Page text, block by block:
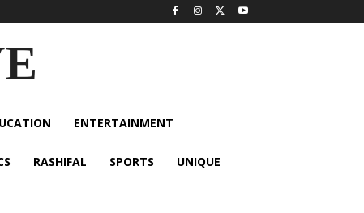
ENTERTAINMENT
RASHIFAL SPORTS UNIQUE